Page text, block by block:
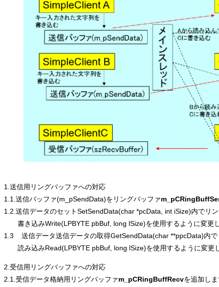
1.送信用リングバッファへの対応
1.1.送信バッファ(m_pSendData)をリングバッファ
1.2.送信データのセットSetSendData(char *pcData, int iSize)内でリ
書き込みWrite(LPBYTE pbBuf, long lSize)を使用するように変更
1.3    送信データ送信データの取得GetSendData(char **ppcData)内
読み込みRead(LPBYTE pbBuf, long lSize)を使用するように変更
2.受信用リングバッファへの対応
2.1.受信データ格納用リングバッファm_pCRingBuffRecvを追加し